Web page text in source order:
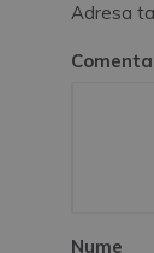
Adresa
Nume